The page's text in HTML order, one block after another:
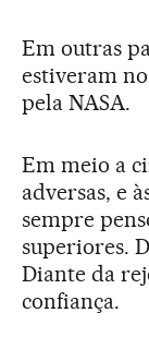
Em outras
estiveram
pela NASA.
Em meio a
adversas, e
sempre
superiores.
Diante da
confiança.